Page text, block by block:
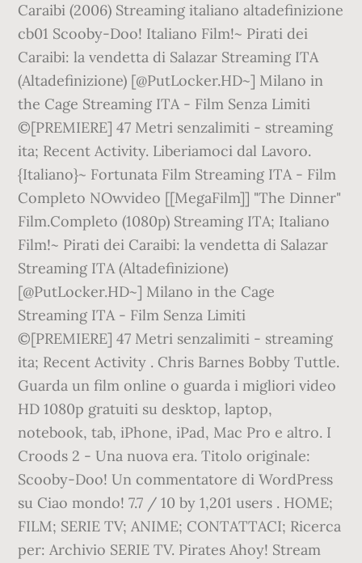
Caraibi (2006) Streaming italiano altadefinizione
cb01 Scooby-Doo! Italiano Film!~ Pirati dei
Caraibi: la vendetta di Salazar Streaming ITA
(Altadefinizione) [@PutLocker.HD~] Milano in
the Cage Streaming ITA - Film Senza Limiti
©[PREMIERE] 47 Metri senzalimiti - streaming
ita; Recent Activity. Liberiamoci dal Lavoro.
{Italiano}~ Fortunata Film Streaming ITA - Film
Completo NOwvideo [[MegaFilm]] "The Dinner"
Film.Completo (1080p) Streaming ITA; Italiano
Film!~ Pirati dei Caraibi: la vendetta di Salazar
Streaming ITA (Altadefinizione)
[@PutLocker.HD~] Milano in the Cage
Streaming ITA - Film Senza Limiti
©[PREMIERE] 47 Metri senzalimiti - streaming
ita; Recent Activity . Chris Barnes Bobby Tuttle.
Guarda un film online o guarda i migliori video
HD 1080p gratuiti su desktop, laptop,
notebook, tab, iPhone, iPad, Mac Pro e altro. I
Croods 2 - Una nuova era. Titolo originale:
Scooby-Doo! Un commentatore di WordPress
su Ciao mondo! 7.7 / 10 by 1,201 users . HOME;
FILM; SERIE TV; ANIME; CONTATTACI; Ricerca
per: Archivio SERIE TV. Pirates Ahoy! Stream